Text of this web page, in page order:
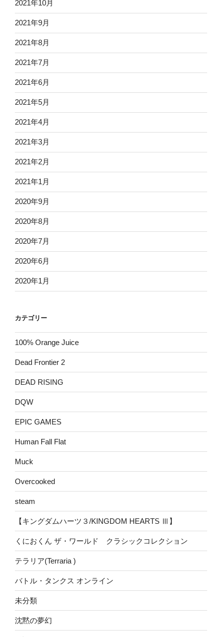
2021年10月
2021年9月
2021年8月
2021年7月
2021年6月
2021年5月
2021年4月
2021年3月
2021年2月
2021年1月
2020年9月
2020年8月
2020年7月
2020年6月
2020年1月
カテゴリー
100% Orange Juice
Dead Frontier 2
DEAD RISING
DQW
EPIC GAMES
Human Fall Flat
Muck
Overcooked
steam
【キングダムハーツ３/KINGDOM HEARTS Ⅲ】
くにおくん ザ・ワールド クラシックコレクション
テラリア(Terraria )
バトル・タンクス オンライン
未分類
沈黙の夢幻